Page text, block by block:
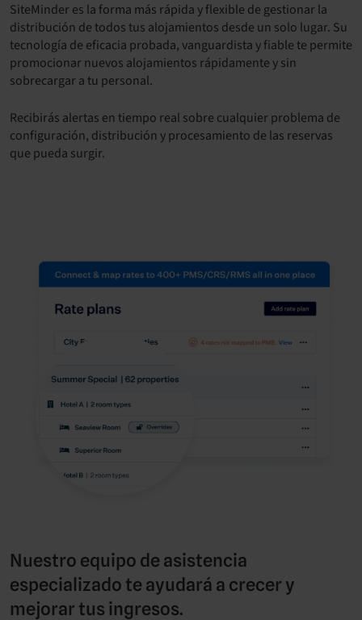
SiteMinder es la forma más rápida y flexible de gestionar la
distribución de todos tus alojamientos desde un solo lugar. Su
tecnología de eficacia probada, vanguardista y fiable te permite
promocionar nuevos alojamientos rápidamente y sin
sobrecargar a tu personal.
Recibirás alertas en tiempo real sobre cualquier problema de
configuración, distribución y procesamiento de las reservas
que pueda surgir.
Nuestro equipo de asistencia
especializado te ayudará a crecer y
mejorar tus ingresos.